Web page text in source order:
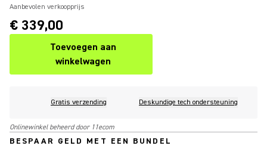
Aanbevolen verkoopprijs
€ 339,00
Toevoegen aan
winkelwagen
Gratis verzending Deskundige tech ondersteuning
Onlinewinkel beheerd door 11ecom
BESPAAR GELD MET EEN BUNDEL